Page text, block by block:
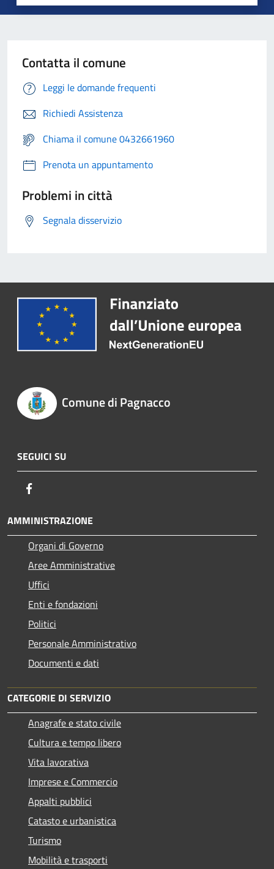
Contatta il comune
Leggi le domande frequenti
Richiedi Assistenza
Chiama il comune 0432661960
Prenota un appuntamento
Problemi in città
Segnala disservizio
Comune di Pagnacco
SEGUICI SU
AMMINISTRAZIONE
Organi di Governo
Aree Amministrative
Uffici
Enti e fondazioni
Politici
Personale Amministrativo
Documenti e dati
CATEGORIE DI SERVIZIO
Anagrafe e stato civile
Cultura e tempo libero
Vita lavorativa
Imprese e Commercio
Appalti pubblici
Catasto e urbanistica
Turismo
Mobilità e trasporti